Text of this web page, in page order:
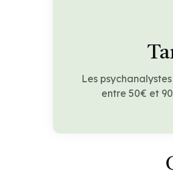
Les
entre 50€ et